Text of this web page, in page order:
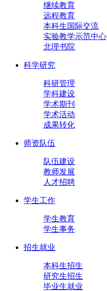
继续教育
远程教育
本科生国际交流
实验教学示范中心
北理书院
科学研究
科研管理
学科建设
学术期刊
学术活动
成果转化
师资队伍
队伍建设
教师发展
人才招聘
学生工作
学生教育
学生事务
招生就业
本科生招生
研究生招生
毕业生就业